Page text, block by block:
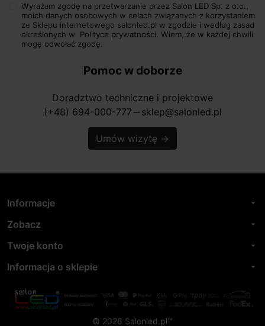
Wyrażam zgodę na przetwarzanie przez Salon LED Sp. z o.o.,
moich danych osobowych w celach związanych z korzystaniem
ze Sklepu internetowego salonled.pl w zgodzie i według zasad
określonych w Polityce prywatności. Wiem, że w każdej chwili
mogę odwołać zgodę.
Pomoc w doborze
Doradztwo techniczne i projektowe
(+48) 694-000-777 horizontal_rule sklep@salonled.pl
Umów wizytę →
Informacje arrow_drop_down
Zobacz arrow_drop_down
Twoje konto arrow_drop_down
Informacja o sklepie arrow_drop_down
© 2026 Salonled.pl™